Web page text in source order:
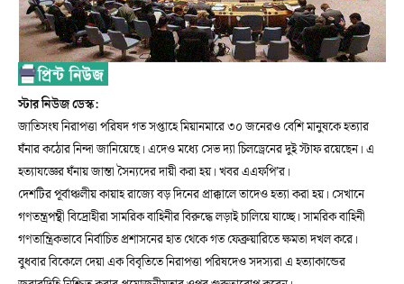
স্টার নিউজ ডেস্ক:
জাতিসংঘ নিরাপত্তা পরিষদ গত সপ্তাহে মিয়ানমারে ৩০ জনেরও বেশি মানুষকে হত্যার
ঘঁনার কঠোর নিন্দা জানিয়েছে। এদেও মধ্যে সেভ দ্যা চিলড্রেনের দুই স্টাফ রয়েছেন। এ
হত্যাযজ্ঞের ঘঁনায় জান্তা সৈন্যদের দায়ী করা হয়। খবর এএফপি’র।
দেশটির পূর্বাঞ্চলীয় কায়াহ রাজ্যে বড় দিনের প্রাক্কালে তাদেও হত্যা করা হয়। সেখানে
গণতন্ত্রপন্থী বিদ্রোহীরা সামরিক বাহিনীর বিরুদ্ধে লড়াই চালিয়ে যাচ্ছে। সামরিক বাহিনী
গণতান্ত্রিকভাবে নির্বাচিত প্রশাসনের হাত থেকে গত ফেব্রুয়ারিতে ক্ষমতা দখল করে।
বুধবার বিকেলে দেয়া এক বিবৃতিতে নিরাপত্তা পরিষদেও সদস্যরা এ হত্যাকান্ডের